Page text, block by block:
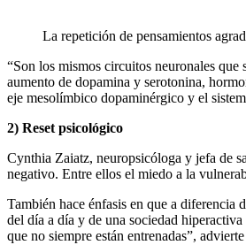
La repetición de pensamientos
“Son los mismos circuitos neuronales
aumento de dopamina y serotonina,
eje mesolímbico dopaminérgico y el
2) Reset psicológico
Cynthia Zaiatz, neuropsicóloga y jefa de
negativo. Entre ellos el miedo a la
También hace énfasis en que a diferencia
del día a día y de una sociedad
que no siempre están entrenadas”,